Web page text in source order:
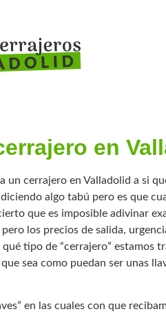
en
un cerrajero en Valladolid a si
algo tabú pero es que
que es imposible adivinar
los precios de salida,
tipo de “cerrajero” estamos
sea como puedan ser unas
en las cuales con que